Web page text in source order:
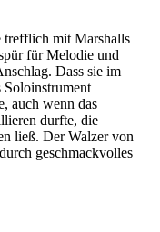
trefflich mit Marshalls
für Melodie und
Dass sie im
Soloinstrument
auch wenn das
durfte, die
ließ. Der Walzer von
geschmackvolles